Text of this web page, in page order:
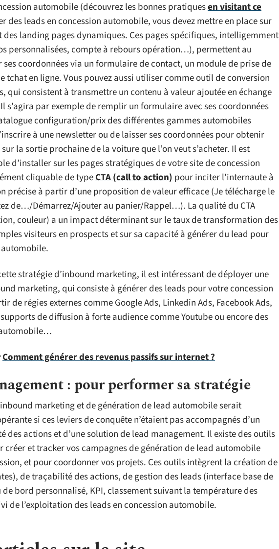
automobile (découvrez les bonnes pratiquesen visitant ce
des leads en concession automobile, vous devez mettre en place sur
landing pages dynamiques. Ces pages spécifiques, intelligemment
personnalisées, compte à rebours opération…), permettent au
coordonnées via un formulaire de contact, un module de prise de
tchat en ligne. Vous pouvez aussi utiliser comme outil de conversion
qui consistent à transmettre un contenu à valeur ajoutée en échange
s’agira par exemple de remplir un formulaire avec ses coordonnées
configuration/prix des différentes gammes automobiles
à une newsletter ou de laisser ses coordonnées pour obtenir
la sortie prochaine de la voiture que l’on veut s’acheter. Il est
d’installer sur les pages stratégiques de votre site de concession
cliquable de typeCTA (call to action)pour inciter l’internaute à
précise à partir d’une proposition de valeur efficace (Je télécharge le
de…/Démarrez/Ajouter au panier/Rappel…). La qualité du CTA
couleur) a un impact déterminant sur le taux de transformation des
visiteurs en prospects et sur sa capacité à générer du lead pour
stratégie d’inbound marketing, il est intéressant de déployer une
marketing, qui consiste à générer des leads pour votre concession
de régies externes comme Google Ads, Linkedin Ads, Facebook Ads,
de diffusion à forte audience comme Youtube ou encore des
Comment générer des revenus passifs sur internet ?
: pour performer sa stratégie
marketing et de génération de lead automobile serait
si ces leviers de conquête n’étaient pas accompagnés d’un
des actions et d’une solution de lead management. Il existe des outils
créer et tracker vos campagnes de génération de lead automobile
et pour coordonner vos projets. Ces outils intègrent la création de
de traçabilité des actions, de gestion des leads (interface base de
bord personnalisé, KPI, classement suivant la température des
de l’exploitation des leads en concession automobile.